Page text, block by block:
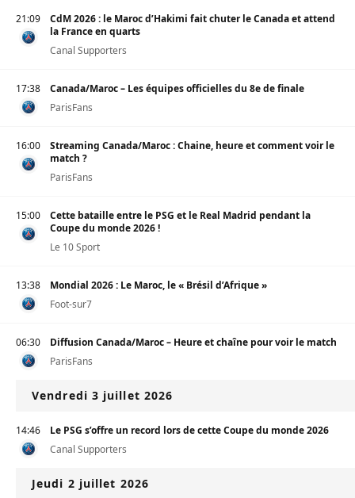
21:09
CdM 2026 : le Maroc d’Hakimi fait chuter le Canada et attend
la France en quarts
Canal Supporters
17:38
Canada/Maroc – Les équipes officielles du 8e de finale
ParisFans
16:00
Streaming Canada/Maroc : Chaine, heure et comment voir le
match ?
ParisFans
15:00
Cette bataille entre le PSG et le Real Madrid pendant la
Coupe du monde 2026 !
Le 10 Sport
13:38
Mondial 2026 : Le Maroc, le « Brésil d’Afrique »
Foot-sur7
06:30
Diffusion Canada/Maroc – Heure et chaîne pour voir le match
ParisFans
Vendredi 3 juillet 2026
14:46
Le PSG s’offre un record lors de cette Coupe du monde 2026
Canal Supporters
Jeudi 2 juillet 2026